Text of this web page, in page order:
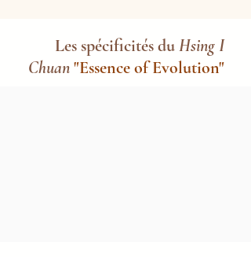
Les spécificités duHsing I
Chuan"Essence of Evolution"